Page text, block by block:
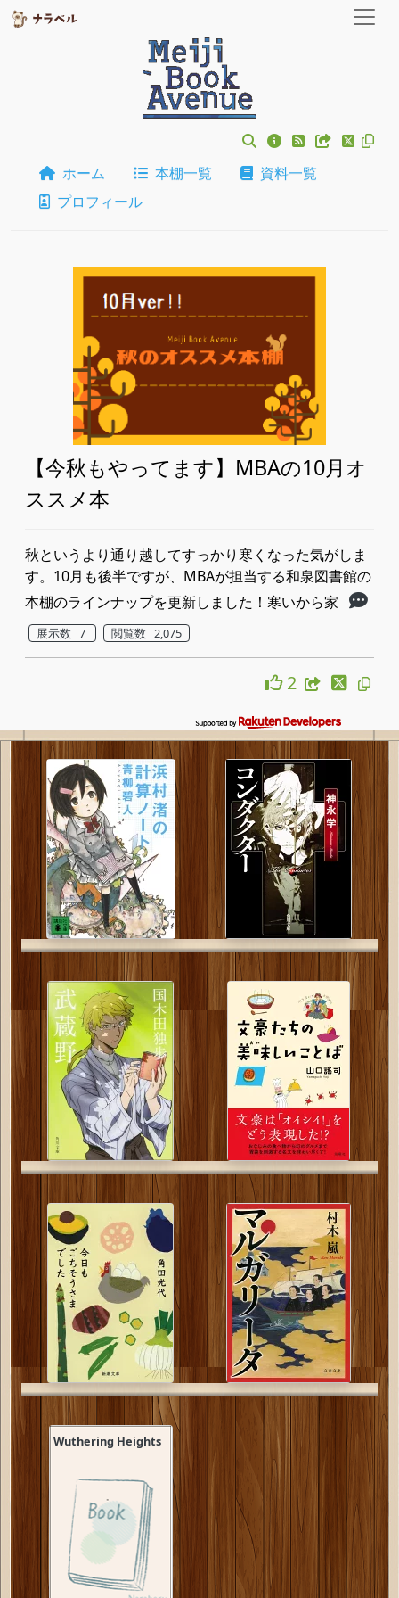
ホーム 本棚一覧
資料一覧
プロフィール
【今秋もやってます】MBAの10月オ
ススメ本
秋というより通り越してすっかり寒くなった気がしま
す。​10月も後半ですが、MBAが担当する和泉図書館の
本棚のラインナップを更新しました！​寒いから家
展示数 7 閲覧数 2,075
2
Wuthering Heights